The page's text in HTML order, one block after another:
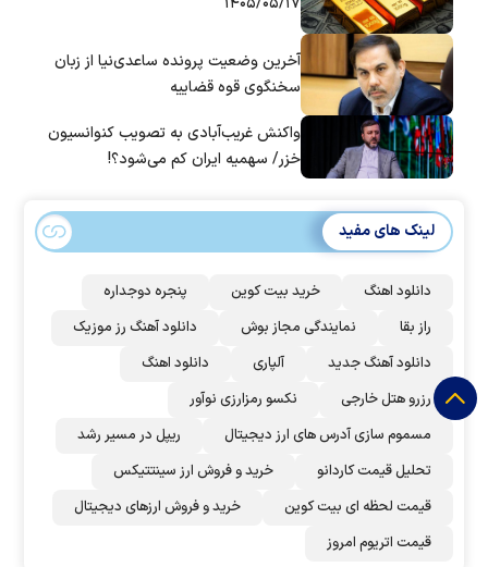
آخرین وضعیت پرونده ساعدی‌نیا از زبان
سخنگوی قوه قضاییه
واکنش غریب‌آبادی به تصویب کنوانسیون
خزر/ سهمیه ایران کم می‌شود؟!
لینک های مفید
دانلود اهنگ خرید بیت کوین
پنجره دوجداره
راز بقا
نمایندگی مجاز بوش
دانلود آهنگ رز‌ موزیک
دانلود آهنگ جدید
آلپاری
دانلود اهنگ
رزرو هتل خارجی
نکسو رمزارزی نوآور
مسموم سازی آدرس های ارز دیجیتال
ریپل در مسیر رشد
تحلیل قیمت کاردانو
خرید و فروش ارز سینتتیکس
قیمت لحظه ای بیت کوین
خرید و فروش ارزهای دیجیتال
قیمت اتریوم امروز